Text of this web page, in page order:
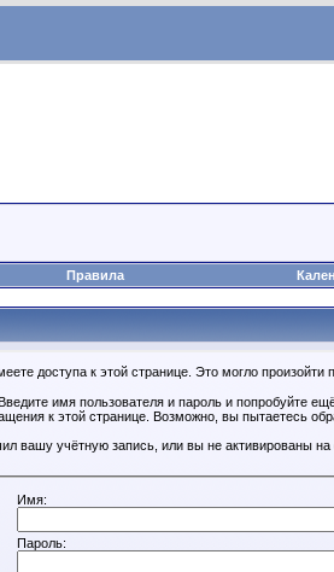
Правила
доступа к этой странице. Это могло произойти
имя пользователя и пароль и попробуйте ещё
к этой странице. Возможно, вы пытаетесь
вашу учётную запись, или вы не активированы
Имя:
Пароль: